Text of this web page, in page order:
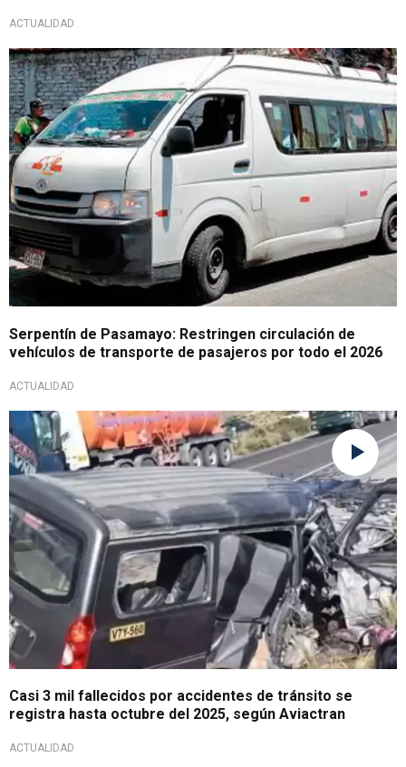
ACTUALIDAD
¡Atención conductores!
Serpentín de Pasamayo: Restringen circulación de
vehículos de transporte de pasajeros por todo el 2026
ACTUALIDAD
De no creer
Casi 3 mil fallecidos por accidentes de tránsito se
registra hasta octubre del 2025, según Aviactran
ACTUALIDAD